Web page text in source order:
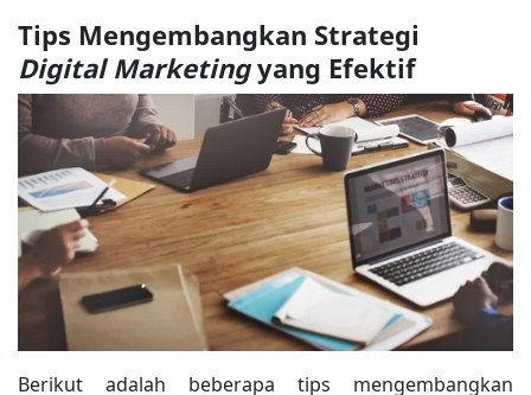
Tips Mengembangkan Strategi
Digital Marketingyang Efektif
Berikut adalah beberapa tips mengembangkan